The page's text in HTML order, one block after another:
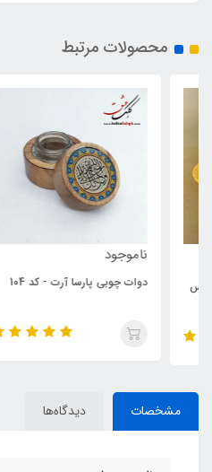
محصولات مرتبط
ناموجود
دوات چوبی پارسا آرت - کد 104
مشخصات دیدگاه‌ها